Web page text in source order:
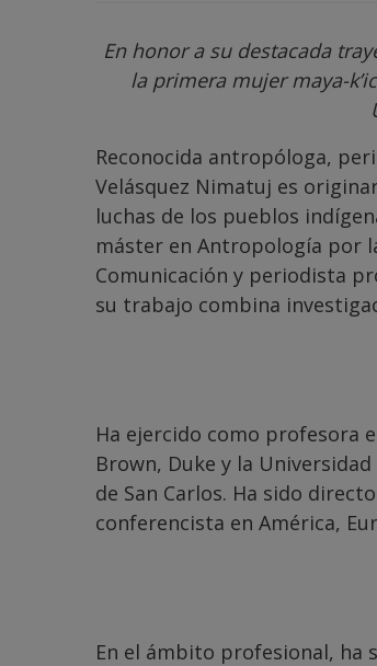
En honor a su destacada
la primera mujer maya-
Reconocida antropóloga,
Velásquez Nimatuj es
luchas de los pueblos
máster en Antropología por
Comunicación y periodista
su trabajo combina
Ha ejercido como profesora
Brown, Duke y la
de San Carlos. Ha sido
conferencista en América,
En el ámbito profesional, ha